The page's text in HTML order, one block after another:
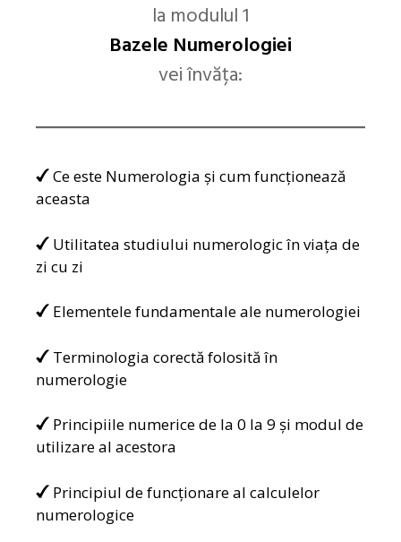
la modulul 1
Bazele Numerologiei
vei învăța:
Ce este Numerologia și cum funcționează
aceasta
Utilitatea studiului numerologic în viața de
zi cu zi
Elementele fundamentale ale numerologiei
Terminologia corectă folosită în
numerologie
Principiile numerice de la 0 la 9 și modul de
utilizare al acestora
Principiul de funcționare al calculelor
numerologice